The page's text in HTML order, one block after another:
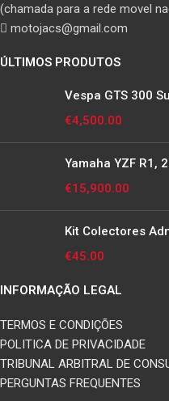
(chamada para a rede movel
motojacs@gmail.com
ÚLTIMOS PRODUTOS
Vespa GTS 300
€4,500.00
Yamaha YZF R1,
€15,900.00
Kit Colectores
€45.00
INFORMAÇÃO LEGAL
TERMOS E CONDIÇÕES
POLITICA DE PRIVACIDADE
TRIBUNAL ARBITRAL DE
PERGUNTAS FREQUENTES